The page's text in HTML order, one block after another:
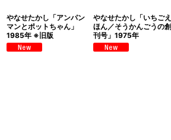
やなせたかし「アンパン
マンとポットちゃん」
1985年 ※旧版
やなせたかし「いちごえ
ほん／そうかんごうの創
刊号」1975年